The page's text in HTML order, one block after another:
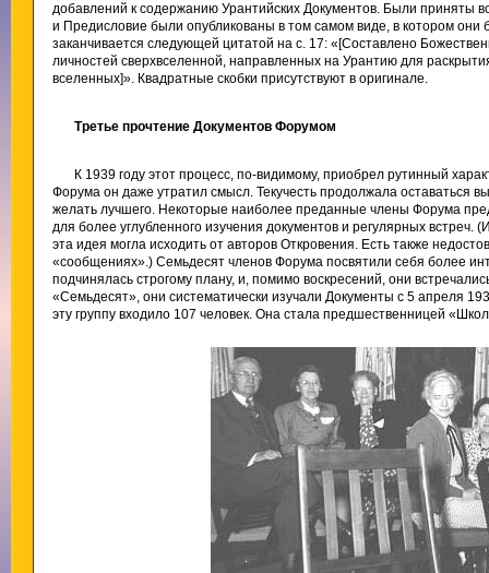
добавлений к содержанию Урантийских Документов. Были приняты
и Предисловие были опубликованы в том самом виде, в котором
заканчивается следующей цитатой на с. 17: «[Составлено
личностей сверхвселенной, направленных на Урантию для
вселенных]». Квадратные скобки присутствуют в оригинале.
Третье прочтение Документов Форумом
К 1939 году этот процесс, по-видимому, приобрел рутинный
Форума он даже утратил смысл. Текучесть продолжала оставаться
желать лучшего. Некоторые наиболее преданные члены Форума
для более углубленного изучения документов и регулярных
эта идея могла исходить от авторов Откровения. Есть также
«сообщениях».) Семьдесят членов Форума посвятили себя более
подчинялась строгому плану, и, помимо воскресений, они
«Семьдесят», они систематически изучали Документы с 5 апреля
эту группу входило 107 человек. Она стала предшественницей